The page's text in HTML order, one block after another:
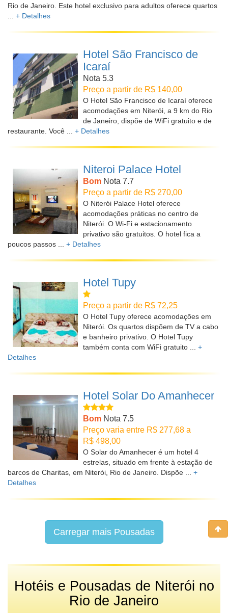
Rio de Janeiro. Este hotel exclusivo para adultos oferece quartos
+ Detalhes
Hotel São Francisco de
Icaraí
Nota 5.3
Preço a partir de R$ 140,00
O Hotel São Francisco de Icaraí oferece
acomodações em Niterói, a 9 km do Rio
de Janeiro, dispõe de WiFi gratuito e de
restaurante. Você ... + Detalhes
Niteroi Palace Hotel
Bom Nota 7.7
Preço a partir de R$ 270,00
O Niterói Palace Hotel oferece
acomodações práticas no centro de
Niterói. O Wi-Fi e estacionamento
privativo são gratuitos. O hotel fica a
poucos passos ... + Detalhes
Hotel Tupy
Preço a partir de R$ 72,25
O Hotel Tupy oferece acomodações em
Niterói. Os quartos dispõem de TV a cabo
e banheiro privativo. O Hotel Tupy
também conta com WiFi gratuito ... +
Detalhes
Hotel Solar Do Amanhecer
Bom Nota 7.5
Preço varia entre R$ 277,68 a
R$ 498,00
O Solar do Amanhecer é um hotel 4
estrelas, situado em frente à estação de
barcos de Charitas, em Niterói, Rio de Janeiro. Dispõe ... +
Detalhes
Carregar mais Pousadas
Hotéis e Pousadas de Niterói no
Rio de Janeiro